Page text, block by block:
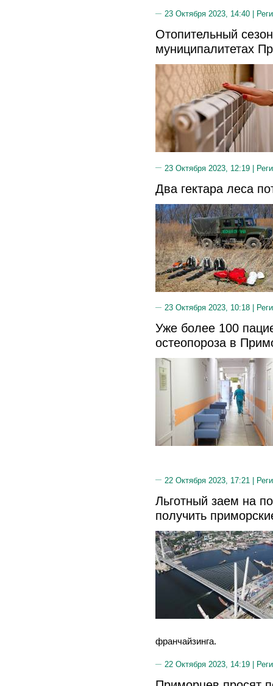
23 Октября 2023, 14:40 |
Отопительный
муниципалитетах
23 Октября 2023, 12:19 |
Два гектара леса
23 Октября 2023, 10:18 |
Уже более 100
остеопороза в
22 Октября 2023, 17:21 |
Льготный заем на
получить
франчайзинга.
22 Октября 2023, 14:19 |